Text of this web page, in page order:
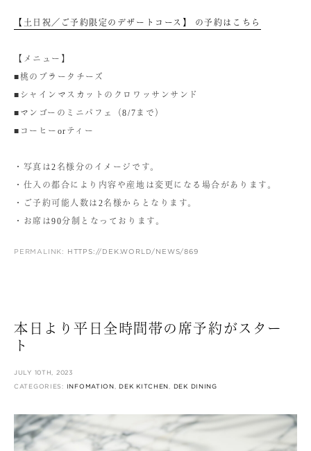
【土日祝／ご予約限定のデザートコース】 の予約はこちら
【メニュー】
■桃のブラータチーズ
■シャインマスカットのクロワッサンサンド
■マンゴーのミニパフェ（8/7まで）
■コーヒーorティー
・写真は2名様分のイメージです。
・仕入の都合により内容や産地は変更になる場合があります。
・ご予約可能人数は2名様からとなります。
・お席は90分制となっております。
PERMALINK: HTTPS://DEK.WORLD/NEWS/869
本日より平日全時間帯の席予約がスター
ト
JULY 10TH, 2023
CATEGORIES: INFOMATION ,DEK KITCHEN DEK DINING